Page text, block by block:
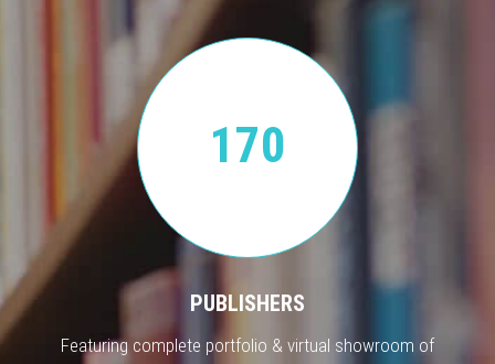
170
PUBLISHERS
Featuring complete portfolio & virtual showroom of